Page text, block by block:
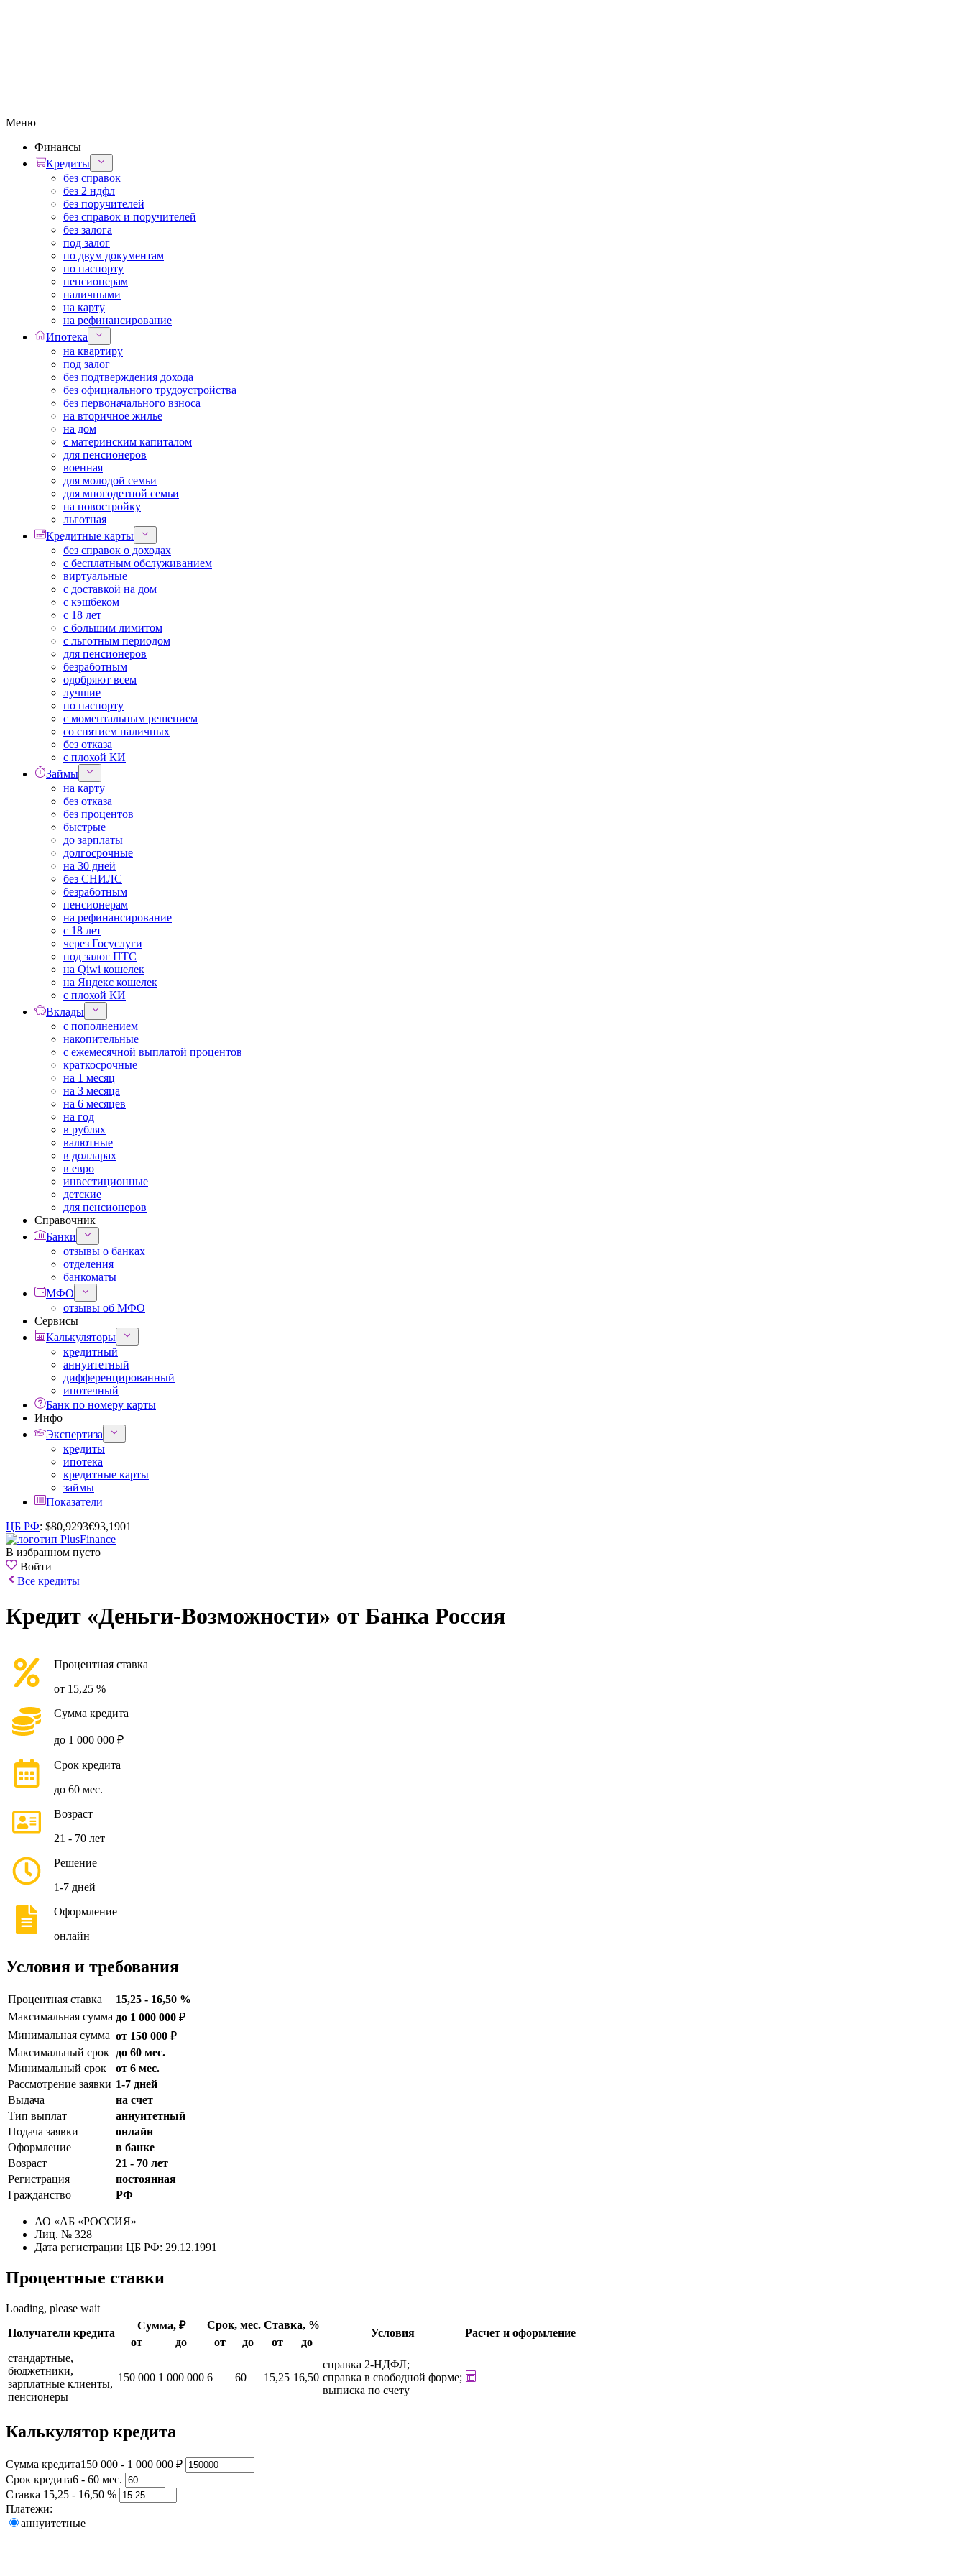
Меню
Финансы
Кредиты
без справок
без 2 ндфл
без поручителей
без справок и поручителей
без залога
под залог
по двум документам
по паспорту
пенсионерам
наличными
на карту
на рефинансирование
Ипотека
на квартиру
под залог
без подтверждения дохода
без официального трудоустройства
без первоначального взноса
на вторичное жилье
на дом
с материнским капиталом
для пенсионеров
военная
для молодой семьи
для многодетной семьи
на новостройку
льготная
Кредитные карты
без справок о доходах
с бесплатным обслуживанием
виртуальные
с доставкой на дом
с кэшбеком
с 18 лет
с большим лимитом
с льготным периодом
для пенсионеров
безработным
одобряют всем
лучшие
по паспорту
с моментальным решением
со снятием наличных
без отказа
с плохой КИ
Займы
на карту
без отказа
без процентов
быстрые
до зарплаты
долгосрочные
на 30 дней
без СНИЛС
безработным
пенсионерам
на рефинансирование
с 18 лет
через Госуслуги
под залог ПТС
на Qiwi кошелек
на Яндекс кошелек
с плохой КИ
Вклады
с пополнением
накопительные
с ежемесячной выплатой процентов
краткосрочные
на 1 месяц
на 3 месяца
на 6 месяцев
на год
в рублях
валютные
в долларах
в евро
инвестиционные
детские
для пенсионеров
Справочник
Банки
отзывы о банках
отделения
банкоматы
МФО
отзывы об МФО
Сервисы
Калькуляторы
кредитный
аннуитетный
дифференцированный
ипотечный
Банк по номеру карты
Инфо
Экспертиза
кредиты
ипотека
кредитные карты
займы
Показатели
ЦБ РФ: $80,9293€93,1901
В избранном пусто
Войти
Все кредиты
Кредит «Деньги-Возможности» от Банка Россия
Процентная ставка
от 15,25 %
Сумма кредита
до 1 000 000 ₽
Срок кредита
до 60 мес.
Возраст
21 - 70 лет
Решение
1-7 дней
Оформление
онлайн
Условия и требования
Процентная ставка
15,25 - 16,50 %
Максимальная сумма до 1 000 000 ₽
Минимальная сумма от 150 000 ₽
Максимальный срок до 60 мес.
Минимальный срок
от 6 мес.
Рассмотрение заявки 1-7 дней
Выдача
на счет
Тип выплат
аннуитетный
Подача заявки
онлайн
Оформление
в банке
Возраст
21 - 70 лет
Регистрация
постоянная
Гражданство
РФ
АО «АБ «РОССИЯ»
Лиц. № 328
Дата регистрации ЦБ РФ: 29.12.1991
Процентные ставки
Loading, please wait
Получатели кредита
Сумма, ₽ Срок, мес. Ставка, %
Условия Расчет и оформление
от до от до от
до
стандартные,
бюджетники,
зарплатные клиенты,
пенсионеры
150 000 1 000 000 6 60 15,25 16,50
справка 2-НДФЛ;
справка в свободной форме;
выписка по счету
Калькулятор кредита
Сумма кредита150 000 - 1 000 000 ₽
Срок кредита6 - 60 мес.
Ставка 15,25 - 16,50 %
Платежи:
аннуитетные